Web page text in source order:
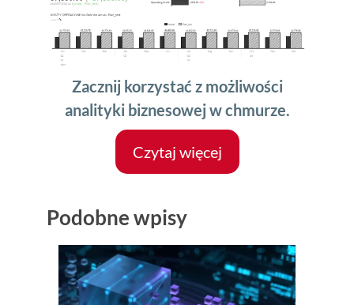
Zacznij korzystać z możliwości
analityki biznesowej w chmurze.
Czytaj więcej
Podobne wpisy